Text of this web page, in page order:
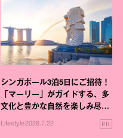
シンガポール3泊5日にご招待！
「マーリー」がガイドする、多
文化と豊かな自然を楽しみ尽く
Lifestyle2026.7.22 PR